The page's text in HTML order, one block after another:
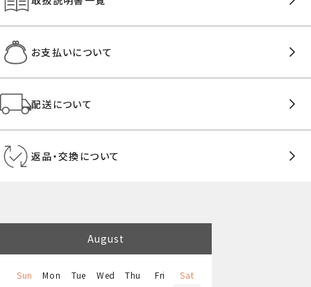
お支払いについて
配送について
返品・交換について
August
Sun Mon Tue Wed Thu Fri
Sat